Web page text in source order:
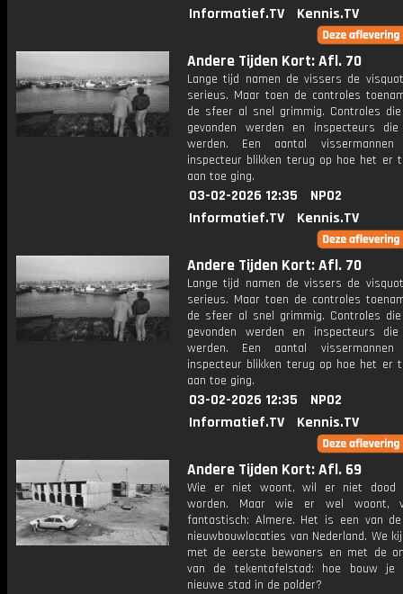
Informatief.TV
Kennis.TV
Andere Tijden Kort: Afl. 70
Lange tijd namen de vissers de
serieus. Maar toen de controles
de sfeer al snel grimmig. Controles
gevonden werden en inspecteurs die
werden. Een aantal
inspecteur blikken terug op hoe het er
aan toe ging.
03-02-2026 12:35
NPO2
Informatief.TV
Kennis.TV
Andere Tijden Kort: Afl. 70
Lange tijd namen de vissers de
serieus. Maar toen de controles
de sfeer al snel grimmig. Controles
gevonden werden en inspecteurs die
werden. Een aantal
inspecteur blikken terug op hoe het er
aan toe ging.
03-02-2026 12:35
NPO2
Informatief.TV
Kennis.TV
Andere Tijden Kort: Afl. 69
Wie er niet woont, wil er niet dood
worden. Maar wie er wel woont,
fantastisch: Almere. Het is een van
nieuwbouwlocaties van Nederland. We
met de eerste bewoners en met de
van de tekentafelstad: hoe bouw je
nieuwe stad in de polder?